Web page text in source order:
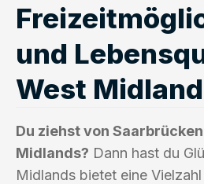
und
West
Du ziehst von
Midlands? Dann hast du
Midlands bietet eine Vielzahl